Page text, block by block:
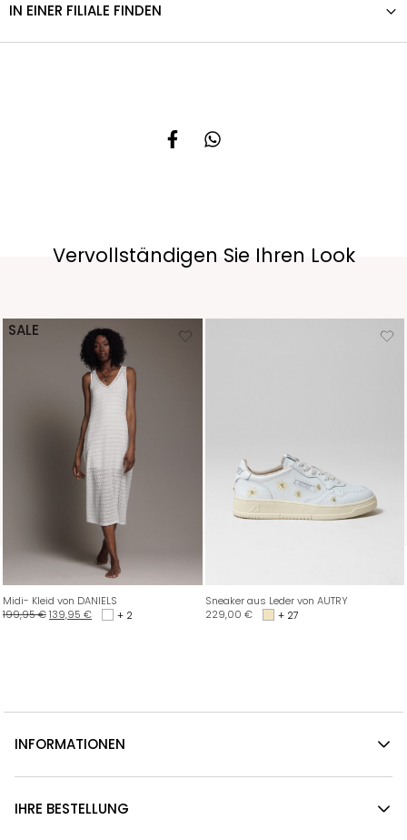
IN EINER FILIALE FINDEN
Vervollständigen Sie Ihren Look
SALE
Midi- Kleid von DANIELS
199,95€139,95 € + 2
Sneaker aus Leder von AUTRY
229,00 € + 27
INFORMATIONEN
IHRE BESTELLUNG